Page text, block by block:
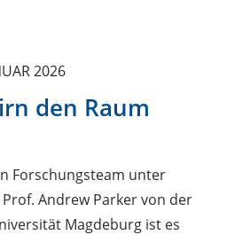
2026
den Raum
Forschungsteam unter
Andrew Parker von der
Magdeburg ist es